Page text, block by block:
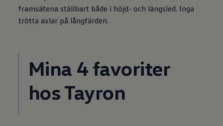
framsätena ställbart både i höjd- och längsled. Inga
trötta axlar på långfärden.
Mina 4 favoriter
hos Tayron